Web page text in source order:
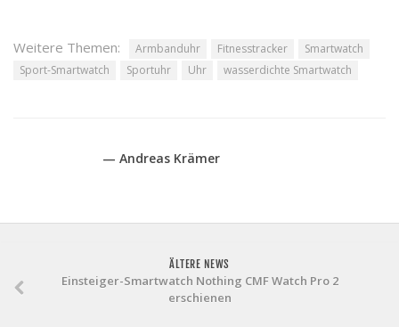
Weitere Themen: Armbanduhr Fitnesstracker
Smartwatch
Sport-Smartwatch
Sportuhr Uhr wasserdichte Smartwatch
— Andreas Krämer
ÄLTERE NEWS
Einsteiger-Smartwatch Nothing CMF Watch Pro 2
erschienen